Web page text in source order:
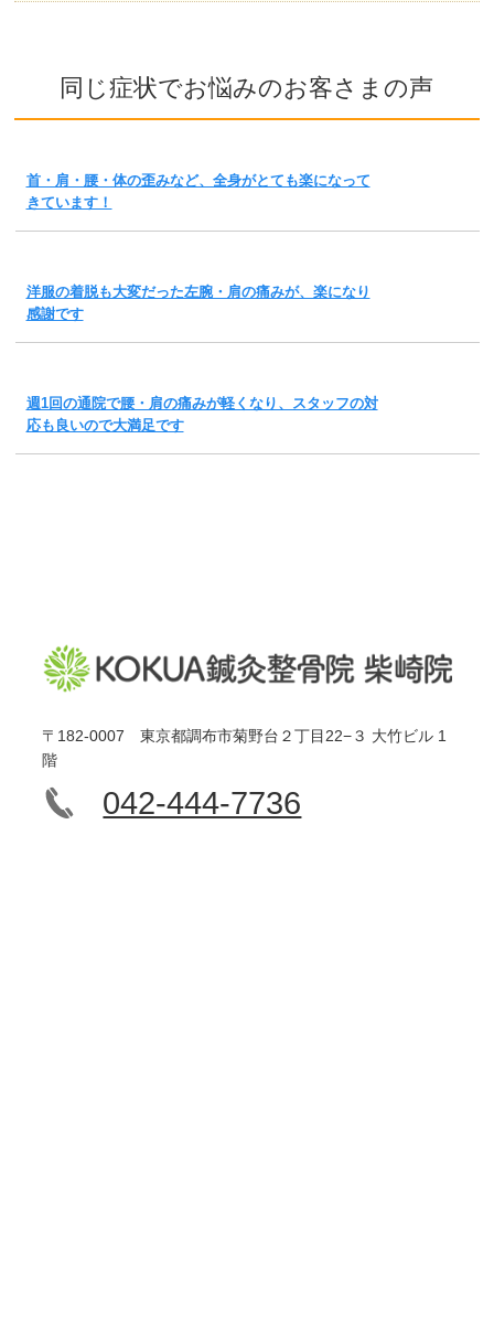
同じ症状でお悩みのお客さまの声
首・肩・腰・体の歪みなど、全身がとても楽になって
きています！
洋服の着脱も大変だった左腕・肩の痛みが、楽になり
感謝です
週1回の通院で腰・肩の痛みが軽くなり、スタッフの対
応も良いので大満足です
〒182-0007 東京都調布市菊野台２丁目22−３ 大竹ビル 1
階
042-444-7736